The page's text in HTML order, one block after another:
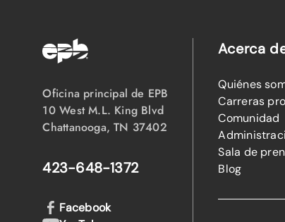
Oficina principal de EPB
10 West M.L. King Blvd
Chattanooga, TN 37402
423-648-1372
Acerca
Quiénes
Carreras
Comunidad
Sala de
Blog
Facebook